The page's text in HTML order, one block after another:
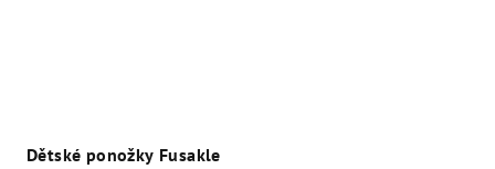
Dětské ponožky Fusakle